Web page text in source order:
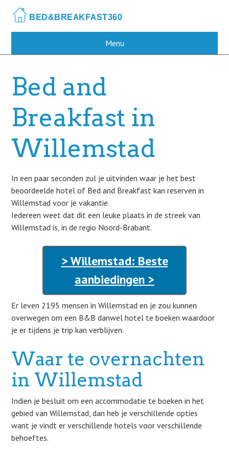
main
Menu
Bed and
Breakfast in
Willemstad
In een paar seconden zul je uitvinden waar je het best
beoordeelde hotel of Bed and Breakfast kan reserven in
Willemstad voor je vakantie.
Iedereen weet dat dit een leuke plaats in de streek van
Willemstad is, in de regio Noord-Brabant.
> Willemstad: Beste
aanbiedingen >
Er leven 2195 mensen in Willemstad en je zou kunnen
overwegen om een B&B danwel hotel te boeken waardoor
je er tijdens je trip kan verblijven.
Waar te overnachten
in Willemstad
Indien je besluit om een accommodatie te boeken in het
gebied van Willemstad, dan heb je verschillende opties
want je vindt er verschillende hotels voor verschillende
behoeftes.